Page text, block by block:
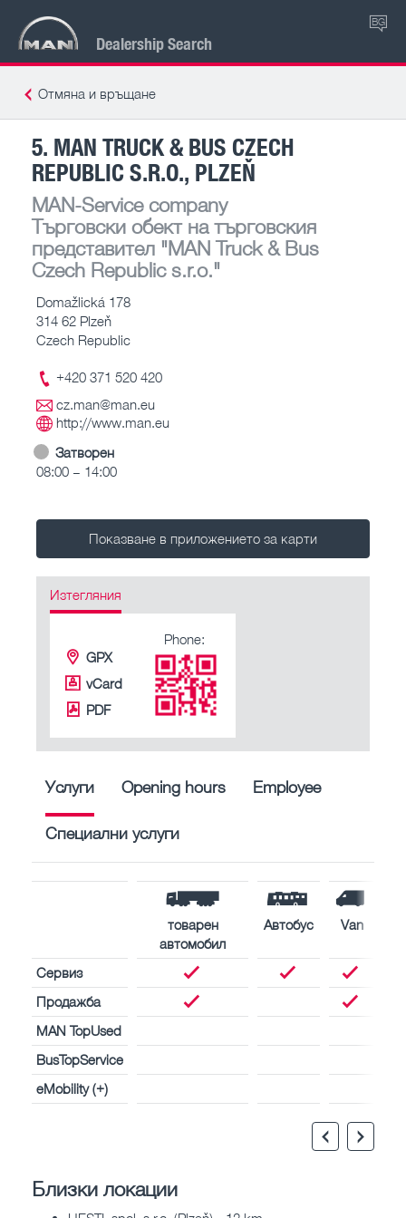
Dealership Search
BG
Отмяна и връщане
5. MAN TRUCK & BUS CZECH
REPUBLIC S.R.O., PLZEŇ
MAN-Service company
Търговски обект на търговския
представител "MAN Truck & Bus
Czech Republic s.r.o."
Domažlická 178
314 62 Plzeň
Czech Republic
+420 371 520 420
cz.man@man.eu
http://www.man.eu
Затворен
08:00 – 14:00
Показване в приложението за карти
Изтегляния
GPX
vCard
PDF
Phone:
Услуги Opening hours Employee
Специални услуги
товарен
автомобил
Автобус Van
Сервиз
Продажба
MAN TopUsed
BusTopService
eMobility (+)
Близки локации